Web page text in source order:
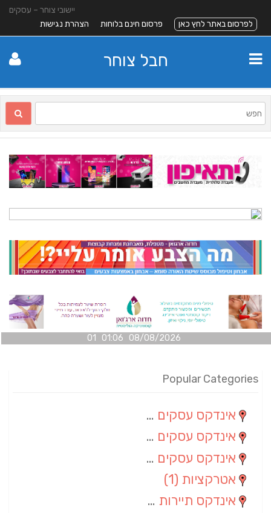
יישובי צוחר – עסקים
לפרסום באתר לחץ כאן
פרסום חינם בלוחות הצהרת נגישות
חבל צוחר
08/08/2026 01:06 01
Popular Categories
אינדקס עסקים מרחבי
אינדקס עסקים מקומי
אינדקס עסקים ארצי
אטרקציות (1)
אינדקס תיירות ארצי